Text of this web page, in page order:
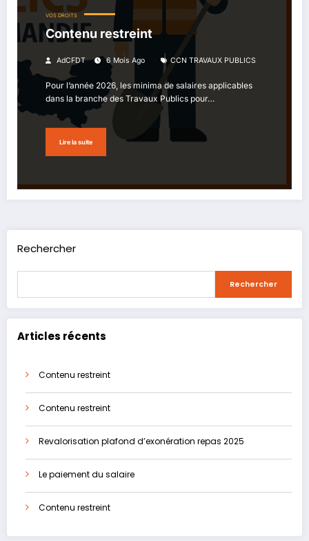
VOS DROITS
Contenu restreint
AdCFDT 6 Mois Ago CCN TRAVAUX PUBLICS
Pour l’année 2026, les minima de salaires applicables
dans la branche des Travaux Publics pour…
Lire la suite
Rechercher
Rechercher
Articles récents
Contenu restreint
Contenu restreint
Revalorisation plafond d’exonération repas 2025
Le paiement du salaire
Contenu restreint